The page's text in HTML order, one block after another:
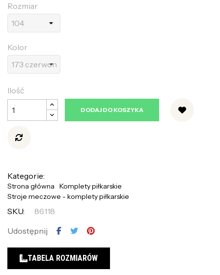
Rozmiar
Kolor
Ilość
DODAJ DO KOSZYKA
Kategorie:
Strona główna
Komplety piłkarskie
Stroje meczowe - komplety piłkarskie
SKU:
86118
Udostępnij
TABELA ROZMIARÓW